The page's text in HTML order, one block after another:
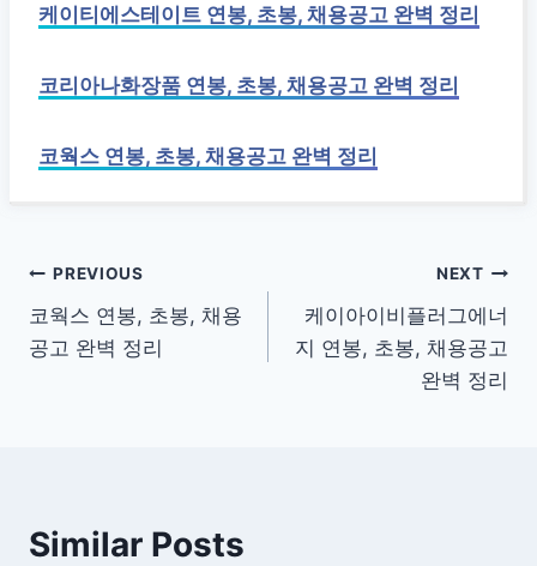
케이티에스테이트 연봉, 초봉, 채용공고 완벽 정리
코리아나화장품 연봉, 초봉, 채용공고 완벽 정리
코웍스 연봉, 초봉, 채용공고 완벽 정리
글
탐
PREVIOUS
코웍스 연봉, 초봉, 채용
공고 완벽 정리
NEXT
케이아이비플러그에너
지 연봉, 초봉, 채용공고
완벽 정리
Similar Posts